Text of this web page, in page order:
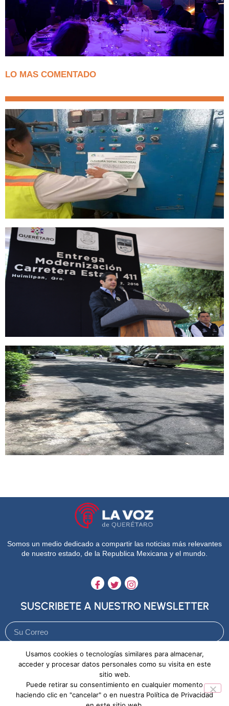
LO MAS COMENTADO
Somos un medio dedicado a compartir las noticias más relevantes
de nuestro estado, de la Republica Mexicana y el mundo.
SUSCRIBETE A NUESTRO NEWSLETTER
Enviar
Aviso de Privacidad Política de Cookies
Usamos cookies o tecnologías similares para almacenar,
acceder y procesar datos personales como su visita en este
sitio web.
Puede retirar su consentimiento en cualquier momento
haciendo clic en "cancelar" o en nuestra Política de Privacidad